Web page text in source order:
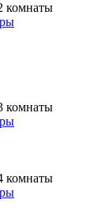
комнаты
комнаты
комнаты